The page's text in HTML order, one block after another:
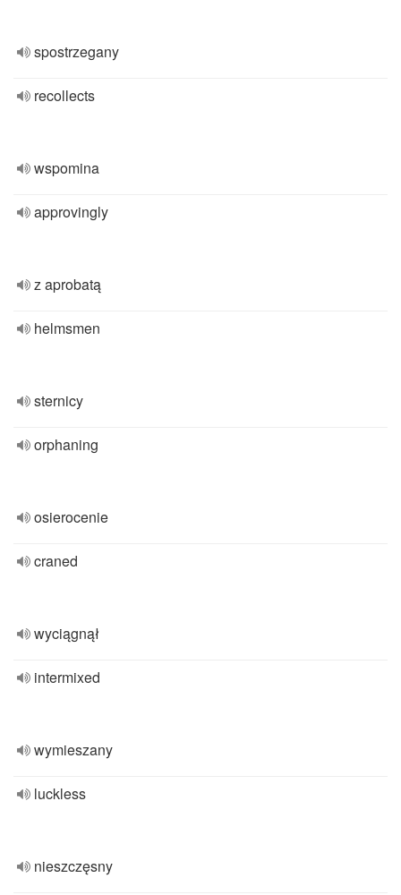
spostrzegany
recollects
wspomina
approvingly
z aprobatą
helmsmen
sternicy
orphaning
osierocenie
craned
wyciągnął
intermixed
wymieszany
luckless
nieszczęsny